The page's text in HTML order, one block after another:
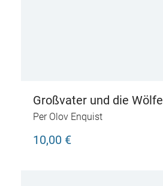
Großvater und die Wölfe
Per Olov Enquist
10,00 €